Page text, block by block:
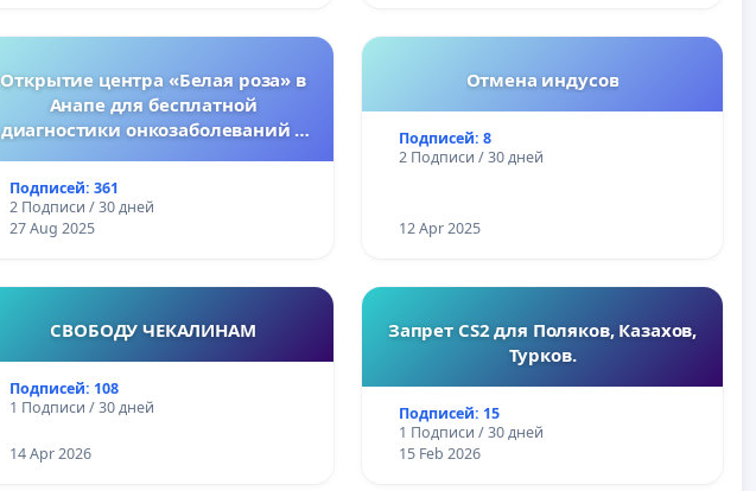
Открытие центра «Белая роза» в
Анапе для бесплатной
диагностики онкозаболеваний у
Подписей: 361
2 Подписи / 30 дней
27 Aug 2025
Отмена индусов
Подписей: 8
2 Подписи / 30 дней
12 Apr 2025
СВОБОДУ ЧЕКАЛИНАМ
Подписей: 108
1 Подписи / 30 дней
14 Apr 2026
Запрет CS2 для Поляков, Казахов,
Турков.
Подписей: 15
1 Подписи / 30 дней
15 Feb 2026